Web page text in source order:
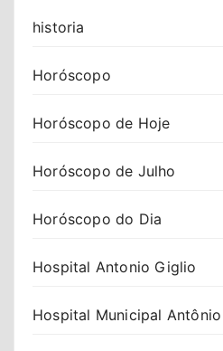
historia
Horóscopo
Horóscopo de Hoje
Horóscopo de Julho
Horóscopo do Dia
Hospital Antonio Giglio
Hospital Municipal